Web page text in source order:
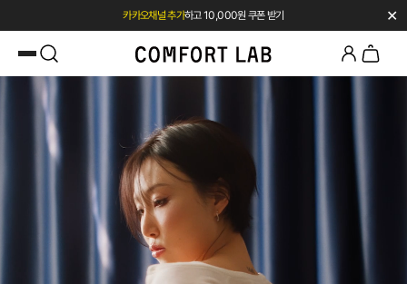
카카오채널 추가하고 10,000원 쿠폰 받기
첫 구매 시 베스트셀러 50% 즉시 할인
✕